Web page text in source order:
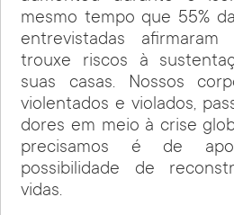
mesmo tempo que 55%
entrevistadas
trouxe riscos à
suas casas. Nossos
violentados e violados,
dores em meio à crise
precisamos é de
possibilidade de
vidas.